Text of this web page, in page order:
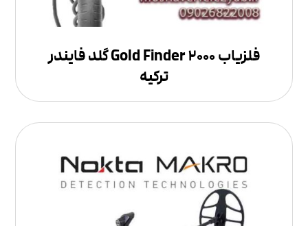
فلزیاب Gold Finder ۲۰۰۰ گلد فایندر
ترکیه